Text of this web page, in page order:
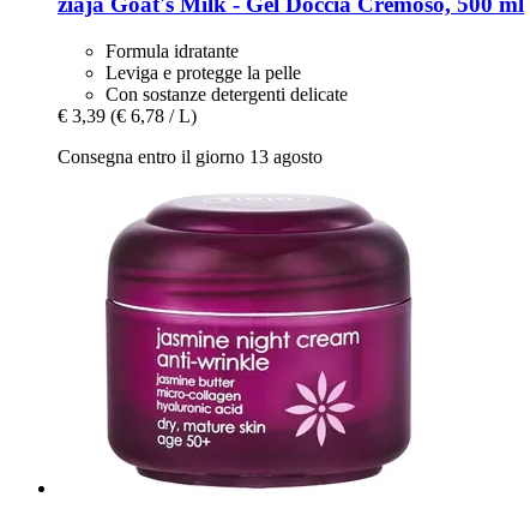
Formula idratante
Leviga e protegge la pelle
Con sostanze detergenti delicate
€ 3,39 (€ 6,78 / L)
Consegna entro il giorno 13 agosto